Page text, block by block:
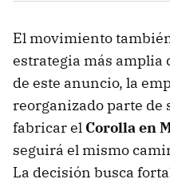
El movimiento
estrategia más amplia
de este anuncio, la
reorganizado parte de
fabricar el Corolla en
seguirá el mismo
La decisión busca